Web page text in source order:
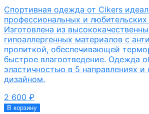
Спортивная одежда от Cikers
профессиональных и
Изготовлена из
гипоаллергенных материалов с
пропиткой, обеспечивающей
быстрое влагоотведение. Одежда
эластичностью в 5 направлениях и
дизайном.
2 600 ₽
В корзину